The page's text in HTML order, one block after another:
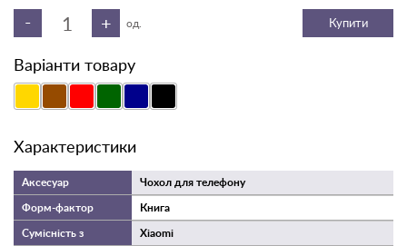
динаміків; а фактура матеріалу чохла
стиль і буде радувати Вас при кожному використанні
- + од. Купити
Варіанти товару
Характеристики
Чохол для телефону
Книга
Xiaomi